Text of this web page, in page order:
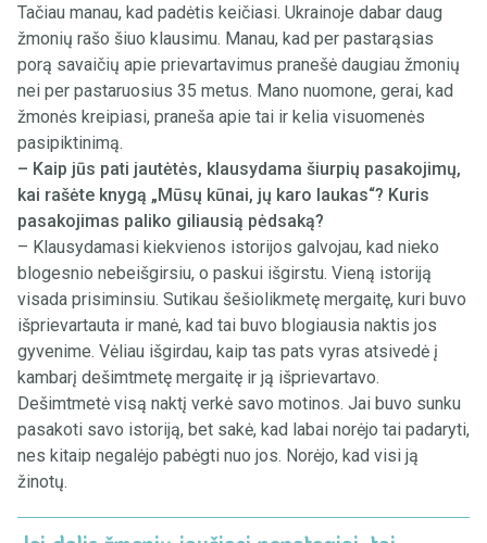
Tačiau manau, kad padėtis keičiasi. Ukrainoje dabar daug
žmonių rašo šiuo klausimu. Manau, kad per pastarąsias
porą savaičių apie prievartavimus pranešė daugiau žmonių
nei per pastaruosius 35 metus. Mano nuomone, gerai, kad
žmonės kreipiasi, praneša apie tai ir kelia visuomenės
pasipiktinimą.
– Kaip jūs pati jautėtės, klausydama šiurpių pasakojimų,
kai rašėte knygą „Mūsų kūnai, jų karo laukas“? Kuris
pasakojimas paliko giliausią pėdsaką?
– Klausydamasi kiekvienos istorijos galvojau, kad nieko
blogesnio nebeišgirsiu, o paskui išgirstu. Vieną istoriją
visada prisiminsiu. Sutikau šešiolikmetę mergaitę, kuri buvo
išprievartauta ir manė, kad tai buvo blogiausia naktis jos
gyvenime. Vėliau išgirdau, kaip tas pats vyras atsivedė į
kambarį dešimtmetę mergaitę ir ją išprievartavo.
Dešimtmetė visą naktį verkė savo motinos. Jai buvo sunku
pasakoti savo istoriją, bet sakė, kad labai norėjo tai padaryti,
nes kitaip negalėjo pabėgti nuo jos. Norėjo, kad visi ją
žinotų.